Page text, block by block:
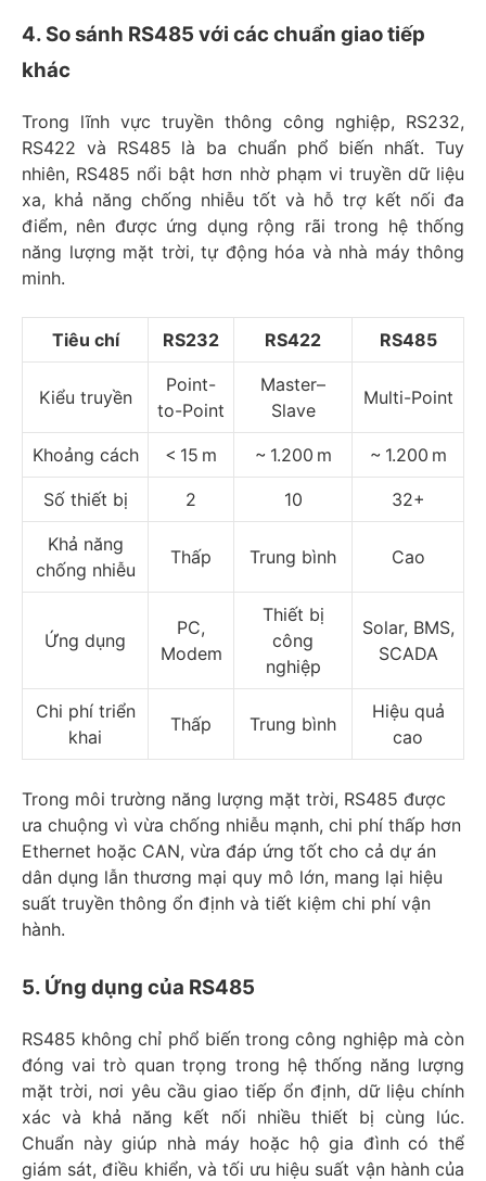
4. So sánh RS485 với các chuẩn giao tiếp
khác
Trong lĩnh vực truyền thông công nghiệp, RS232,
RS422 và RS485 là ba chuẩn phổ biến nhất. Tuy
nhiên, RS485 nổi bật hơn nhờ phạm vi truyền dữ liệu
xa, khả năng chống nhiễu tốt và hỗ trợ kết nối đa
điểm, nên được ứng dụng rộng rãi trong hệ thống
năng lượng mặt trời, tự động hóa và nhà máy thông
minh.​
Tiêu chí RS232 RS422 RS485
Kiểu truyền
Point-
to-Point
Master–
Slave
Multi-Point
Khoảng cách < 15 m ~ 1.200 m ~ 1.200 m
Số thiết bị 2 10 32+
Khả năng
chống nhiễu
Thấp Trung bình Cao
Ứng dụng
PC,
Modem
Thiết bị
công
nghiệp
Solar, BMS,
SCADA
Chi phí triển
khai
Thấp Trung bình
Hiệu quả
cao
Trong môi trường năng lượng mặt trời, RS485 được
ưa chuộng vì vừa chống nhiễu mạnh, chi phí thấp hơn
Ethernet hoặc CAN, vừa đáp ứng tốt cho cả dự án
dân dụng lẫn thương mại quy mô lớn, mang lại hiệu
suất truyền thông ổn định và tiết kiệm chi phí vận
hành.
5. Ứng dụng của RS485
RS485 không chỉ phổ biến trong công nghiệp mà còn
đóng vai trò quan trọng trong hệ thống năng lượng
mặt trời, nơi yêu cầu giao tiếp ổn định, dữ liệu chính
xác và khả năng kết nối nhiều thiết bị cùng lúc.
Chuẩn này giúp nhà máy hoặc hộ gia đình có thể
giám sát, điều khiển, và tối ưu hiệu suất vận hành của